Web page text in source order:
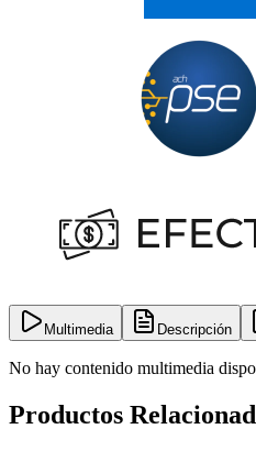
Multimedia Descripción
No hay contenido multimedia
Productos